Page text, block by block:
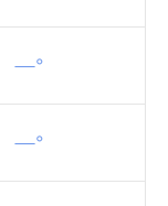
—°
—°